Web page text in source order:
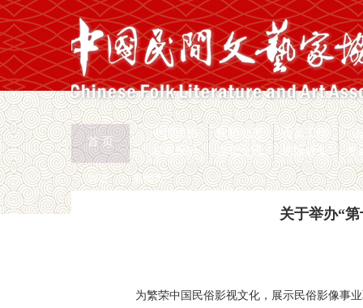
首 页
中国民协 民协动态 会员工作
权益保护
文化交流 志愿服务 专
首页 > 新闻页
关于举办“
为繁荣中国民俗影视文化，展示民俗影像事